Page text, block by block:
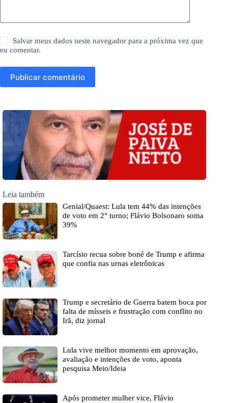
Salvar meus dados neste navegador para a próxima vez que
eu comentar.
Publicar comentário
Leia também
Genial/Quaest: Lula tem 44% das intenções
de voto em 2° turno; Flávio Bolsonaro soma
39%
Tarcísio recua sobre boné de Trump e afirma
que confia nas urnas eletrônicas
Trump e secretário de Guerra batem boca por
falta de mísseis e frustração com conflito no
Irã, diz jornal
Lula vive melhor momento em aprovação,
avaliação e intenções de voto, aponta
pesquisa Meio/Ideia
Após prometer mulher vice, Flávio